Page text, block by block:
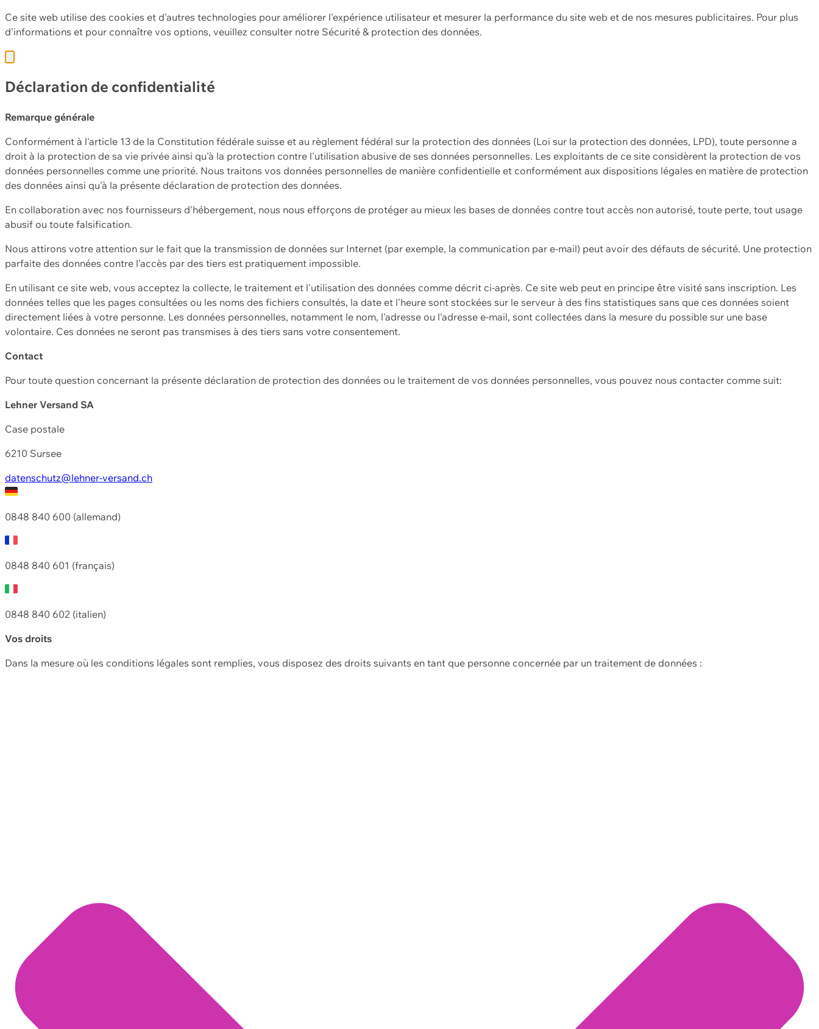
Ce site web utilise des cookies et d'autres technologies pour améliorer l'expérience utilisateur et mesurer la performance du site web et de nos mesures publicitaires. Pour plus
d'informations et pour connaître vos options, veuillez consulter notre Sécurité & protection des données.
Déclaration de confidentialité
Remarque générale
Conformément à l'article 13 de la Constitution fédérale suisse et au règlement fédéral sur la protection des données (Loi sur la protection des données, LPD), toute personne a
droit à la protection de sa vie privée ainsi qu'à la protection contre l'utilisation abusive de ses données personnelles. Les exploitants de ce site considèrent la protection de vos
données personnelles comme une priorité. Nous traitons vos données personnelles de manière confidentielle et conformément aux dispositions légales en matière de protection
des données ainsi qu'à la présente déclaration de protection des données.
En collaboration avec nos fournisseurs d'hébergement, nous nous efforçons de protéger au mieux les bases de données contre tout accès non autorisé, toute perte, tout usage
abusif ou toute falsification.
Nous attirons votre attention sur le fait que la transmission de données sur Internet (par exemple, la communication par e-mail) peut avoir des défauts de sécurité. Une protection
parfaite des données contre l'accès par des tiers est pratiquement impossible.
En utilisant ce site web, vous acceptez la collecte, le traitement et l'utilisation des données comme décrit ci-après. Ce site web peut en principe être visité sans inscription. Les
données telles que les pages consultées ou les noms des fichiers consultés, la date et l'heure sont stockées sur le serveur à des fins statistiques sans que ces données soient
directement liées à votre personne. Les données personnelles, notamment le nom, l'adresse ou l'adresse e-mail, sont collectées dans la mesure du possible sur une base
volontaire. Ces données ne seront pas transmises à des tiers sans votre consentement.
Contact
Pour toute question concernant la présente déclaration de protection des données ou le traitement de vos données personnelles, vous pouvez nous contacter comme suit:
Lehner Versand SA
Case postale
6210 Sursee
datenschutz@lehner-versand.ch
0848 840 600 (allemand)
0848 840 601 (français)
0848 840 602 (italien)
Vos droits
Dans la mesure où les conditions légales sont remplies, vous disposez des droits suivants en tant que personne concernée par un traitement de données :